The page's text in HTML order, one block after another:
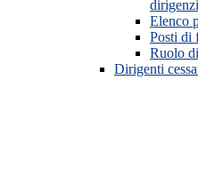
Elenco
Posti di
Ruolo
Dirigenti